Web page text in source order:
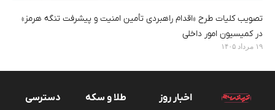
تصویب کلیات طرح «اقدام راهبردی تأمین امنیت و پیشرفت تنگه هرمز»
در کمیسیون امور داخلی
۱۹ مرداد ۱۴۰۵
اخبار روز طلا و سکه
دسترسی